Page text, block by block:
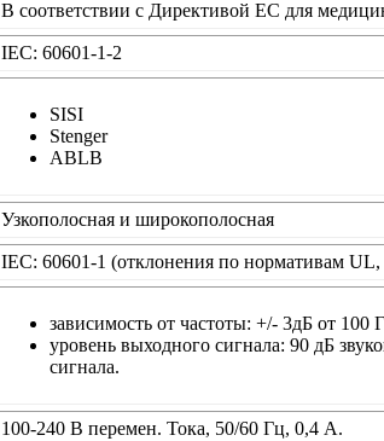
В соответствии с Директивой ЕС для
IEC: 60601-1-2
SISI
Stenger
ABLB
Узкополосная и широкополосная
IEC: 60601-1 (отклонения по нормативам
зависимость от частоты: +/- 3дБ от 100
уровень выходного сигнала: 90 дБ
сигнала.
100-240 В перемен. Тока, 50/60 Гц, 0,4 А.